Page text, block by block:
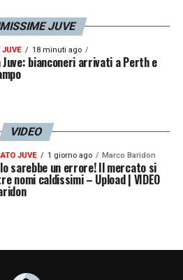
JUVE
JUVE 18 minuti ago
Juve: bianconeri arrivati a Perth e
VIDEO
JUVE 1 giorno ago Marco Baridon
sarebbe un errore! Il mercato si
nomi caldissimi – Upload | VIDEO